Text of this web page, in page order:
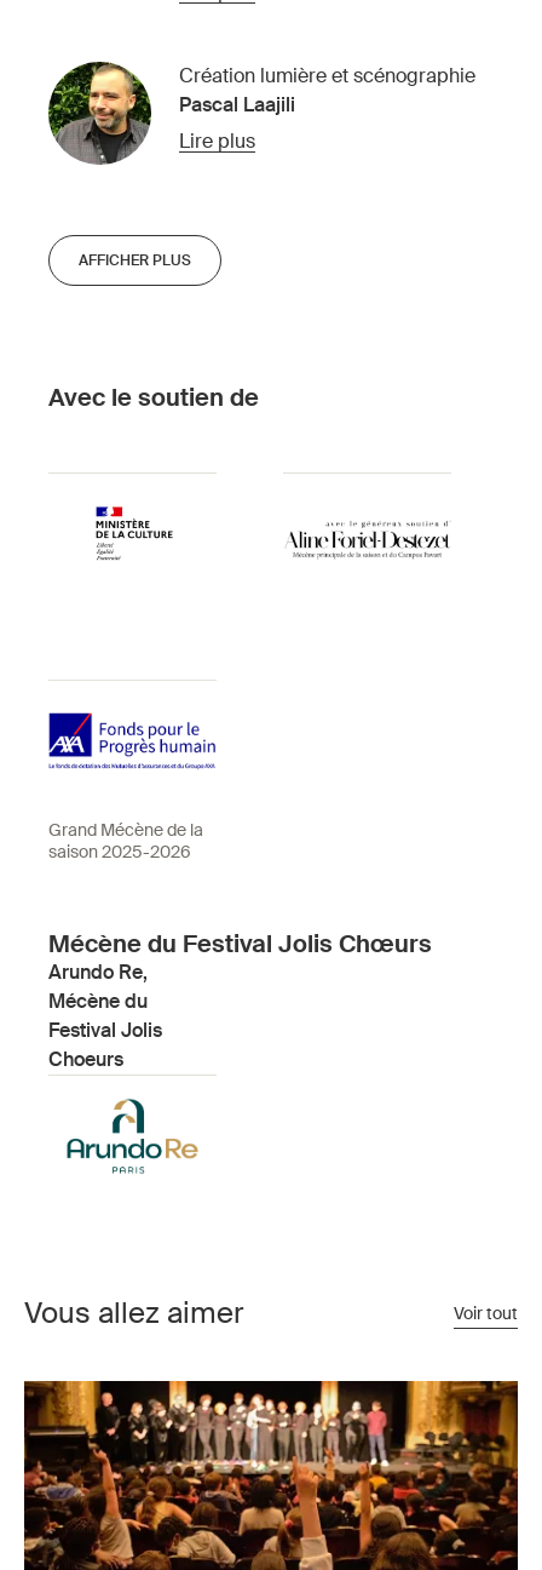
Création lumière et scénographie
Pascal Laajili
Lire plus
AFFICHER PLUS
Avec le soutien de
Grand Mécène de la
saison 2025-2026
Mécène du Festival Jolis Chœurs
Arundo Re,
Mécène du
Festival Jolis
Choeurs
Vous allez aimer Voir tout